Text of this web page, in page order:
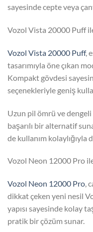
sayesinde cepte veya
Vozol Vista 20000 Puff ile
Vozol Vista 20000 Puff,
tasarımıyla öne çıkan
Kompakt gövdesi
seçenekleriyle geniş
Uzun pil ömrü ve
başarılı bir alternatif
de kullanım kolaylığıyla
Vozol Neon 12000 Pro
Vozol Neon 12000 Pro,
dikkat çeken yeni nesil
yapısı sayesinde kolay
pratik bir çözüm sunar.